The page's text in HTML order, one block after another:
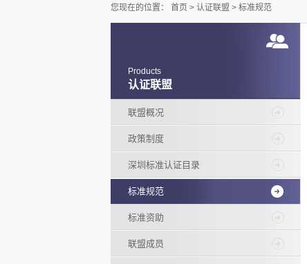
认证联盟
Products
联盟概况
政策制度
深圳标准认证目录
标准规范
标准资助
联盟成员
您现在的位置： 首页 > 认证联盟 > 标准规范